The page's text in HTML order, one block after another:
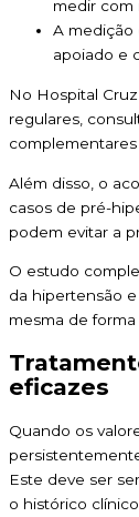
medir com
A medição
apoiado e
No Hospital
regulares,
Além disso, o
casos de pré-
podem evitar a
O estudo
da hipertensão
mesma de
eficazes
Quando os
Este deve ser
o histórico